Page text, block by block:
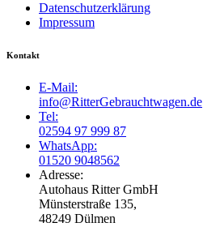
Datenschutzerklärung
Impressum
Kontakt
E-Mail:
info@RitterGebrauchtwagen.de
Tel:
02594 97 999 87
WhatsApp:
01520 9048562
Adresse:
Autohaus Ritter GmbH
Münsterstraße 135,
48249 Dülmen